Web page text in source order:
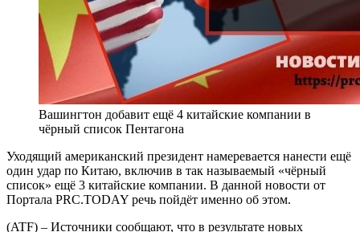
Вашингтон добавит ещё 4 китайские компании в
чёрный список Пентагона
Уходящий американский президент намеревается нанести ещё
один удар по Китаю, включив в так называемый «чёрный
список» ещё 3 китайские компании. В данной новости от
Портала PRC.TODAY речь пойдёт именно об этом.
(ATF) – Источники сообщают, что в результате новых